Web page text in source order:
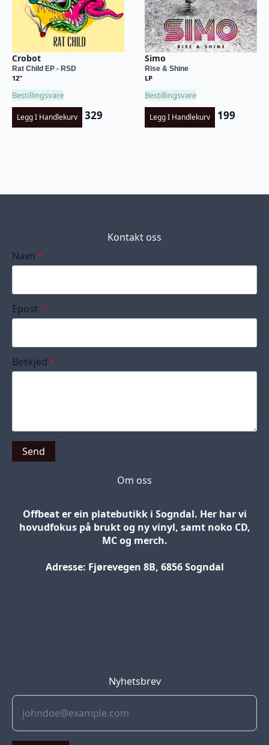
Crobot
Rat Child EP - RSD
12"
Bestillingsvare
Legg I Handlekurv 329
Simo
Rise & Shine
LP
Bestillingsvare
Legg I Handlekurv 199
Kontakt oss
Navn *
Epost *
Beskjed *
Send
Om oss
Offbeat er ein platebutikk i Sogndal. Her har vi
hovudfokus på brukt og ny vinyl, samt noko CD,
MC og merch.
Adresse: Fjørevegen 8B, 6856 Sogndal
Nyhetsbrev